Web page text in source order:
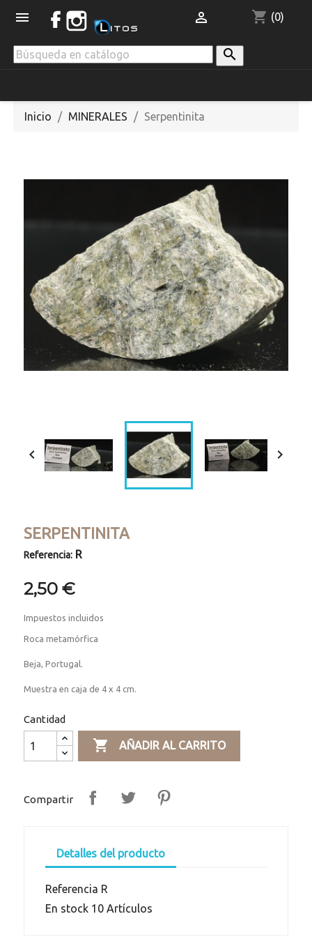
 shopping_cart (0)


Inicio MINERALES Serpentinita
 
SERPENTINITA
Referencia: R
2,50 €
Impuestos incluidos
Roca metamórfica
Beja, Portugal.
Muestra en caja de 4 x 4 cm.
Cantidad
 AÑADIR AL CARRITO
Compartir
Detalles del producto
Referencia R
En stock 10 Artículos